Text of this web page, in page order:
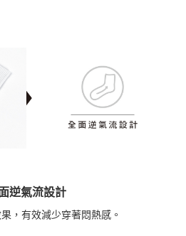
逆氣流設計
，有效減少穿著悶熱感。